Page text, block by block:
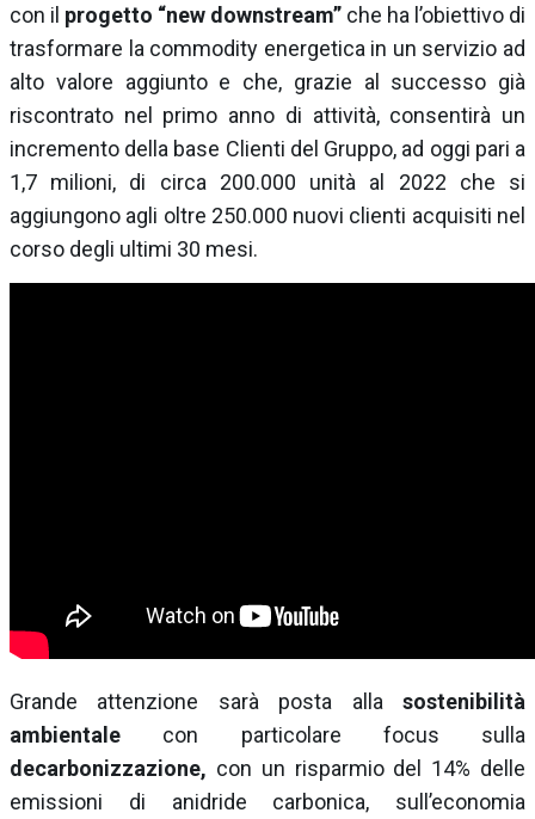
con il progetto “new downstream” che ha l’obiettivo di
trasformare la commodity energetica in un servizio ad
alto valore aggiunto e che, grazie al successo già
riscontrato nel primo anno di attività, consentirà un
incremento della base Clienti del Gruppo, ad oggi pari a
1,7 milioni, di circa 200.000 unità al 2022 che si
aggiungono agli oltre 250.000 nuovi clienti acquisiti nel
corso degli ultimi 30 mesi.
Grande attenzione sarà posta alla sostenibilità
ambientale con particolare focus sulla
decarbonizzazione, con un risparmio del 14% delle
emissioni di anidride carbonica, sull’economia